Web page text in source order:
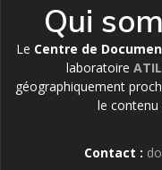
Qui
Le Centre de
laboratoire
géographiquement
le contenu
Contact :